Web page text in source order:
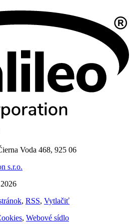
Voda 468, 925 06
s.r.o.
, RSS, Vytlačiť
, Webové sídlo